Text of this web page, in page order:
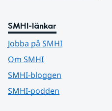
SMHI-länkar
Jobba på SMHI
Om SMHI
SMHI-bloggen
SMHI-podden